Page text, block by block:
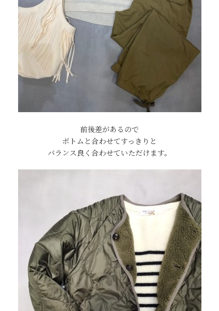
前後差があるので
ボトムと合わせてすっきりと
バランス良く合わせていただけます。